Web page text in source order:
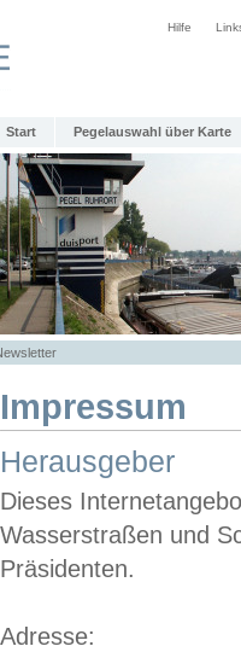
Hilfe
Start Pegelauswahl über Karte
Impressum
Herausgeber
Dieses
Wasserstraßen und
Präsidenten.
Adresse: